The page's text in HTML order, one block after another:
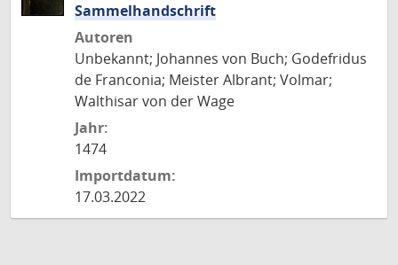
Sammelhandschrift
Autoren
Unbekannt; Johannes von Buch; Godefridus
de Franconia; Meister Albrant; Volmar;
Walthisar von der Wage
Jahr:
1474
Importdatum:
17.03.2022